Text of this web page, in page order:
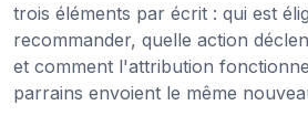
trois éléments par écrit : qui est
recommander, quelle action
et comment l'attribution
parrains envoient le même